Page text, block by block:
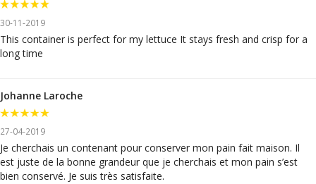
30-11-2019
This container is perfect for my lettuce It stays fresh and crisp for a
long time
Johanne Laroche
27-04-2019
Je cherchais un contenant pour conserver mon pain fait maison. Il
est juste de la bonne grandeur que je cherchais et mon pain s’est
bien conservé. Je suis très satisfaite.